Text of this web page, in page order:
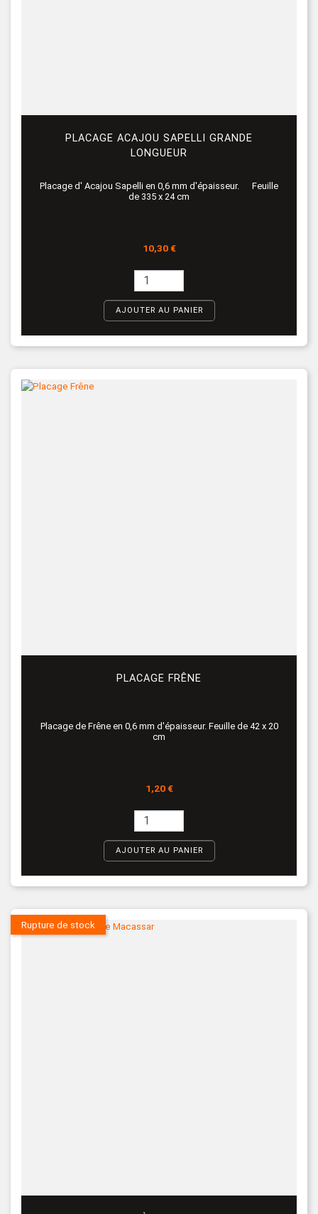
PLACAGE ACAJOU SAPELLI GRANDE
LONGUEUR
Placage d' Acajou Sapelli en 0,6 mm d'épaisseur. Feuille
de 335 x 24 cm
Prix
10,30 €
AJOUTER AU PANIER
PLACAGE FRÊNE
Placage de Frêne en 0,6 mm d'épaisseur. Feuille de 42 x 20
cm
Prix
1,20 €
AJOUTER AU PANIER
Rupture de stock